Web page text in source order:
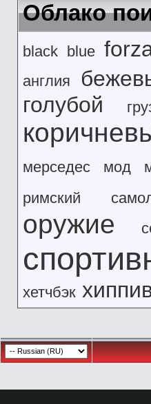
Облако
black blue
англия
голубой
мерседес
мод
римский
оружие
хетчбэк